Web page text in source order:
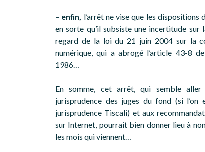
– enfin, l’arrêt ne vise que les dispositions
en sorte qu’il subsiste une incertitude sur
regard de la loi du 21 juin 2004 sur la
numérique, qui a abrogé l’article 43-8
1986…
En somme, cet arrêt, qui semble
jurisprudence des juges du fond (si l’on
jurisprudence Tiscali) et aux
sur Internet, pourrait bien donner lieu à
les mois qui viennent…